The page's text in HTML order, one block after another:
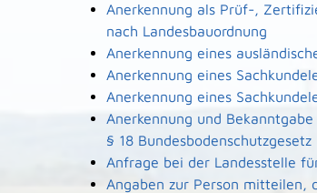
Anerkennung als Prüf-,
nach Landesbauordnung
Anerkennung eines
Anerkennung eines
Anerkennung eines
Anerkennung und
§ 18 Bundesbodenschutzgesetz
Anfrage bei der Landesstelle
Angaben zur Person mitteilen,